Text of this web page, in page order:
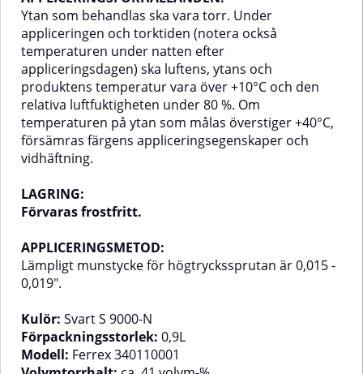
Ytan som behandlas ska vara torr. Under
appliceringen och torktiden (notera också
temperaturen under natten efter
appliceringsdagen) ska luftens, ytans och
produktens temperatur vara över +10°C och den
relativa luftfuktigheten under 80 %. Om
temperaturen på ytan som målas överstiger +40°C,
försämras färgens appliceringsegenskaper och
vidhäftning.
LAGRING:
Förvaras frostfritt.
APPLICERINGSMETOD:
Lämpligt munstycke för högtryckssprutan är 0,015 -
0,019".
Kulör: Svart S 9000-N
Förpackningsstorlek: 0,9L
Modell: Ferrex 340110001